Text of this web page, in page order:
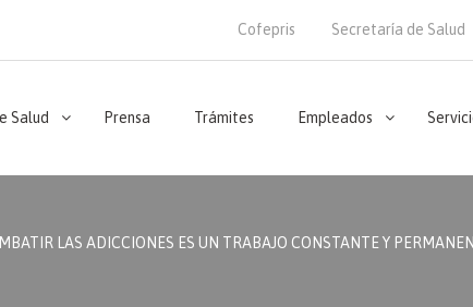
Cofepris Secretaría de Salud
Salud Prensa Trámites Empleados
LAS ADICCIONES ES UN TRABAJO CONSTANTE Y